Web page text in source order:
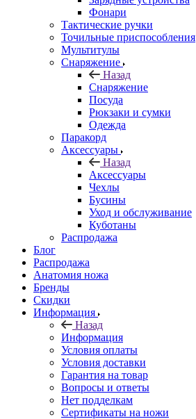
Фонари
Тактические ручки
Точильные приспособления
Мультитулы
Снаряжение
Назад
Снаряжение
Посуда
Рюкзаки и сумки
Одежда
Паракорд
Аксессуары
Назад
Аксессуары
Чехлы
Бусины
Уход и обслуживание
Куботаны
Распродажа
Блог
Распродажа
Анатомия ножа
Бренды
Скидки
Информация
Назад
Информация
Условия оплаты
Условия доставки
Гарантия на товар
Вопросы и ответы
Нет подделкам
Сертификаты на ножи